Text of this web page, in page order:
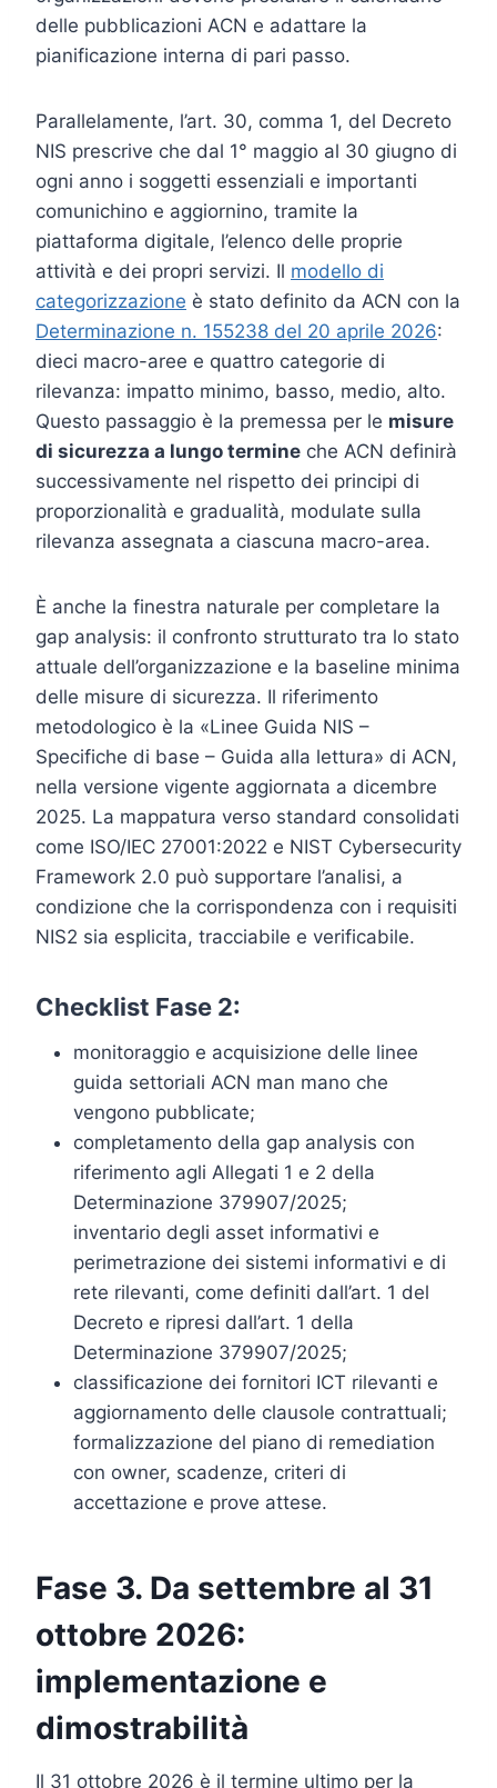
delle pubblicazioni ACN e adattare la
pianificazione interna di pari passo.
Parallelamente, l’art. 30, comma 1, del Decreto
NIS prescrive che dal 1° maggio al 30 giugno di
ogni anno i soggetti essenziali e importanti
comunichino e aggiornino, tramite la
piattaforma digitale, l’elenco delle proprie
attività e dei propri servizi. Il modello di
categorizzazione è stato definito da ACN con la
Determinazione n. 155238 del 20 aprile 2026:
dieci macro-aree e quattro categorie di
rilevanza: impatto minimo, basso, medio, alto.
Questo passaggio è la premessa per le misure
di sicurezza a lungo termine che ACN definirà
successivamente nel rispetto dei principi di
proporzionalità e gradualità, modulate sulla
rilevanza assegnata a ciascuna macro-area.
È anche la finestra naturale per completare la
gap analysis: il confronto strutturato tra lo stato
attuale dell’organizzazione e la baseline minima
delle misure di sicurezza. Il riferimento
metodologico è la «Linee Guida NIS –
Specifiche di base – Guida alla lettura» di ACN,
nella versione vigente aggiornata a dicembre
2025. La mappatura verso standard consolidati
come ISO/IEC 27001:2022 e NIST Cybersecurity
Framework 2.0 può supportare l’analisi, a
condizione che la corrispondenza con i requisiti
NIS2 sia esplicita, tracciabile e verificabile.
Checklist Fase 2:
monitoraggio e acquisizione delle linee
guida settoriali ACN man mano che
vengono pubblicate;
completamento della gap analysis con
riferimento agli Allegati 1 e 2 della
Determinazione 379907/2025;
inventario degli asset informativi e
perimetrazione dei sistemi informativi e di
rete rilevanti, come definiti dall’art. 1 del
Decreto e ripresi dall’art. 1 della
Determinazione 379907/2025;
classificazione dei fornitori ICT rilevanti e
aggiornamento delle clausole contrattuali;
formalizzazione del piano di remediation
con owner, scadenze, criteri di
accettazione e prove attese.
Fase 3. Da settembre al 31
ottobre 2026:
implementazione e
dimostrabilità
Il 31 ottobre 2026 è il termine ultimo per la